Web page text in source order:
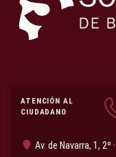
ATENCIÓN AL
CIUDADANO
Av. de Navarra, 1, 2º